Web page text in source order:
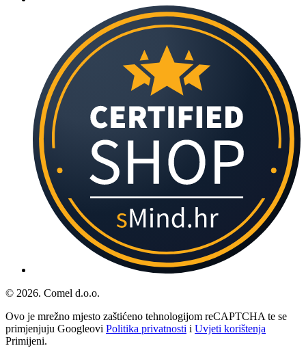
© 2026. Comel d.o.o.
Ovo je mrežno mjesto zaštićeno tehnologijom reCAPTCHA te se
primjenjuju Googleovi Politika privatnosti i Uvjeti korištenja
Primijeni.